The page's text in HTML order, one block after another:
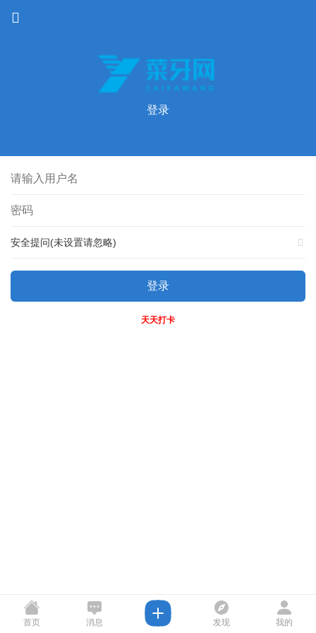
登录
安全提问(未设置请忽略)
登录
天天打卡
首页 消息 发现 我的